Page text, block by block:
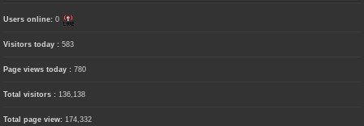
Users online:0
Visitors today :583
Page views today :780
Total visitors :136,138
Total page view:174,332